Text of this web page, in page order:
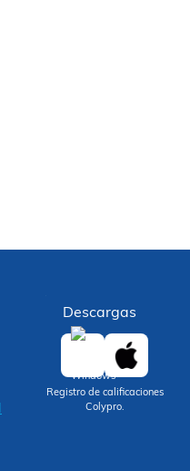
Descargas
Registro de calificaciones
Colypro.